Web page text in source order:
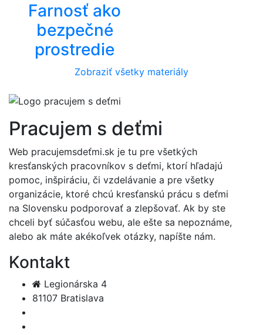
Farnosť ako
bezpečné
prostredie
Zobraziť všetky materiály
Pracujem s deťmi
Web pracujemsdeťmi.sk je tu pre všetkých
kresťanských pracovníkov s deťmi, ktorí hľadajú
pomoc, inšpiráciu, či vzdelávanie a pre všetky
organizácie, ktoré chcú kresťanskú prácu s deťmi
na Slovensku podporovať a zlepšovať. Ak by ste
chceli byť súčasťou webu, ale ešte sa nepoznáme,
alebo ak máte akékoľvek otázky, napíšte nám.
Kontakt
Legionárska 4
81107 Bratislava